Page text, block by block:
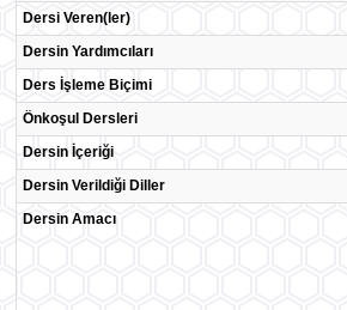
Dersi Veren(ler)
Dersin Yardımcıları
Ders İşleme Biçimi
Önkoşul Dersleri
Dersin İçeriği
Dersin Verildiği Diller
Dersin Amacı